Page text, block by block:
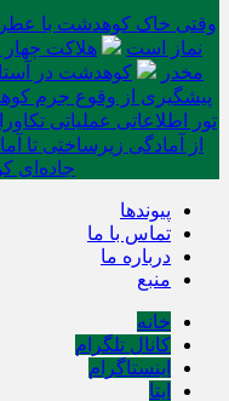
وقتی خاک کوهدشت با عطر
نماز است
مخدر
کوهدشت در
پیشگیری از وقوع جرم
تور اطلاعاتی عملیاتی
از آمادگی زیرساختی تا
جاده‌ای
پیوندها
تماس با ما
درباره ما
منبع
خانه
کانال تلگرام
اینستاگرام
ایتا